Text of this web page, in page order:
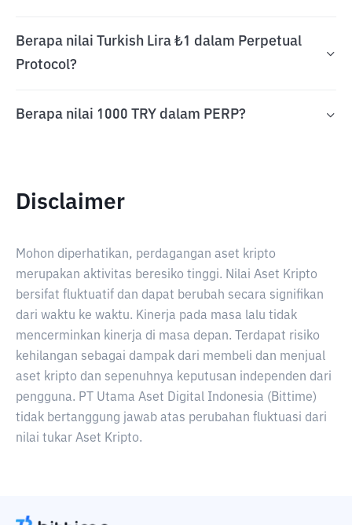
Berapa nilai Turkish Lira ₺1 dalam Perpetual
Protocol?
Berapa nilai 1000 TRY dalam PERP?
Disclaimer
Mohon diperhatikan, perdagangan aset kripto
merupakan aktivitas beresiko tinggi. Nilai Aset Kripto
bersifat fluktuatif dan dapat berubah secara signifikan
dari waktu ke waktu. Kinerja pada masa lalu tidak
mencerminkan kinerja di masa depan. Terdapat risiko
kehilangan sebagai dampak dari membeli dan menjual
aset kripto dan sepenuhnya keputusan independen dari
pengguna. PT Utama Aset Digital Indonesia (Bittime)
tidak bertanggung jawab atas perubahan fluktuasi dari
nilai tukar Aset Kripto.